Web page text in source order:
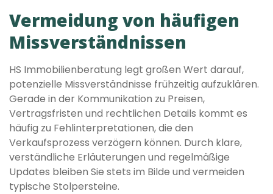
Vermeidung von häufigen
Missverständnissen
HS Immobilienberatung legt großen Wert darauf,
potenzielle Missverständnisse frühzeitig aufzuklären.
Gerade in der Kommunikation zu Preisen,
Vertragsfristen und rechtlichen Details kommt es
häufig zu Fehlinterpretationen, die den
Verkaufsprozess verzögern können. Durch klare,
verständliche Erläuterungen und regelmäßige
Updates bleiben Sie stets im Bilde und vermeiden
typische Stolpersteine.